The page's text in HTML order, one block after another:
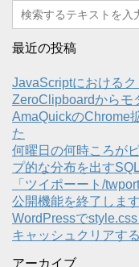
最近の投稿
JavaScriptにおけるク
ZeroClipboardからモ
AmaQuickのChrome
た
何曜日の何時ころが
プ的な分布を出すSQL
「ツイポーート/
公開機能を終了しま
WordPressで
キャッシュクリアする
アーカイブ